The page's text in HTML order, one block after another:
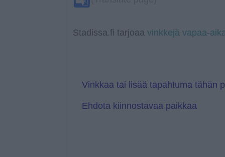
n
r
l
e
l
e
Stadissa.fi tarjoaa vinkkejä vapaa-
Vinkkaa tai lisää tapahtuma tähän
Ehdota kiinnostavaa paikkaa